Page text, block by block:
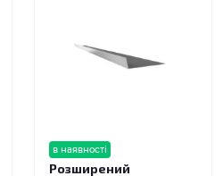
в наявності
Розширений